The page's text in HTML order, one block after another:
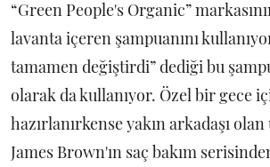
“Green People's Organic”
lavanta içeren şampuanını
tamamen değiştirdi” dediği bu
olarak da kullanıyor. Özel bir gece
hazırlanırkense yakın arkadaşı
James Brown'ın saç bakım